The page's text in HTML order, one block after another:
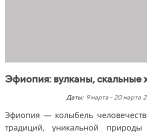
Эфиопия: вулканы, скальные
Даты: 9 марта - 20 марта
Эфиопия — колыбель
традиций, уникальной